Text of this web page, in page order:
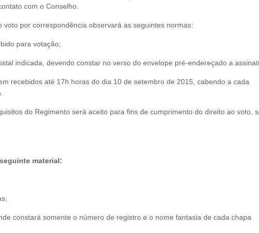
com o Conselho.
por correspondência observará as seguintes normas:
para votação;
indicada, devendo constar no verso do envelope pré-endereçado a
recebidos até 17h horas do dia 10 de setembro de 2015, cabendo a cada
do Regimento será aceito para fins de cumprimento do direito ao voto,
material:
constará somente o número de registro e o nome fantasia de cada chapa